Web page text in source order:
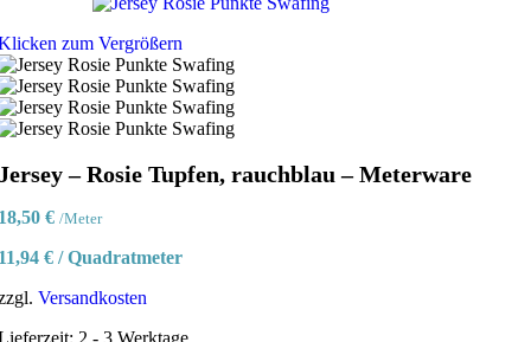
zum Vergrößern
– Rosie Tupfen, rauchblau – Meterware
€ /Meter
€ /Quadratmeter
Versandkosten